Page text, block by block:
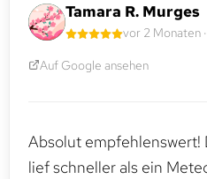
Tamara R. Murges
vor 2 Monaten
Auf Google ansehen
Absolut empfehlenswert!
lief schneller als ein